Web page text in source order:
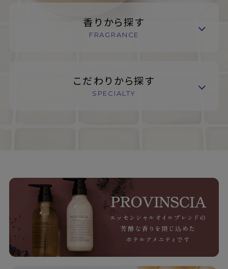
香りから探す
FRAGRANCE
こだわりから探す
SPECIALTY